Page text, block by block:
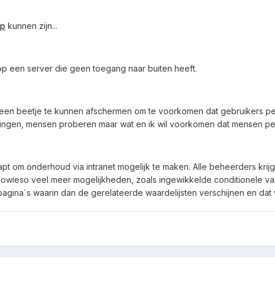
kunnen zijn...
een server die geen toegang naar buiten heeft.
beetje te kunnen afschermen om te voorkomen dat gebruikers
mensen proberen maar wat en ik wil voorkomen dat mensen
om onderhoud via intranet mogelijk te maken. Alle beheerders
veel meer mogelijkheden, zoals ingewikkelde conditionele
waarin dan de gerelateerde waardelijsten verschijnen en dat